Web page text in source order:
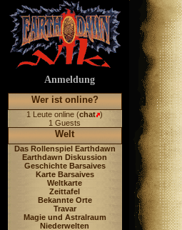
Anmeldung
Wer ist online?
1 Leute online (chat )
1 Guests
Welt
Das Rollenspiel Earthdawn
Earthdawn Diskussion
Geschichte Barsaives
Karte Barsaives
Weltkarte
Zeittafel
Bekannte Orte
Travar
Magie und Astralraum
Niederwelten